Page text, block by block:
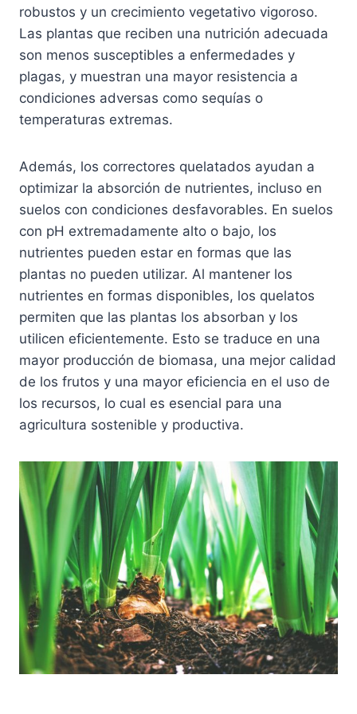
robustos y un crecimiento vegetativo vigoroso.
Las plantas que reciben una nutrición adecuada
son menos susceptibles a enfermedades y
plagas, y muestran una mayor resistencia a
condiciones adversas como sequías o
temperaturas extremas.
Además, los correctores quelatados ayudan a
optimizar la absorción de nutrientes, incluso en
suelos con condiciones desfavorables. En suelos
con pH extremadamente alto o bajo, los
nutrientes pueden estar en formas que las
plantas no pueden utilizar. Al mantener los
nutrientes en formas disponibles, los quelatos
permiten que las plantas los absorban y los
utilicen eficientemente. Esto se traduce en una
mayor producción de biomasa, una mejor calidad
de los frutos y una mayor eficiencia en el uso de
los recursos, lo cual es esencial para una
agricultura sostenible y productiva.